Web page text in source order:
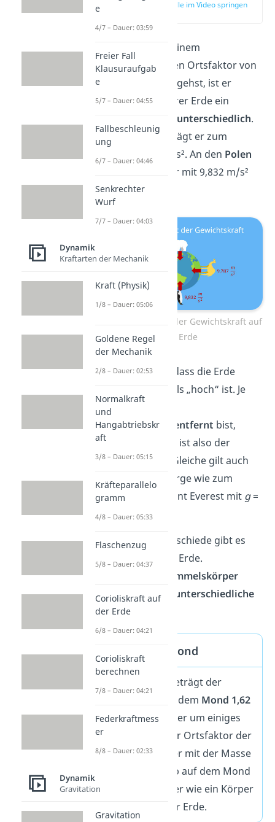
zur Stelle im Video springen
Obwohl du von einem
durchschnittlichen Ortsfaktor von
g = 9,81 m/s² ausgehst, ist er
überallauf unserer Erde ein
bisschen unterschiedlich.
AmÄquatorbeträgt er zum
Beispiel 9,787 m/s². An den Polen
ist der Ortsfaktor mit 9,832 m/s²
etwas stärker.
Ortsabhängigkeit der Gewichtskraft auf
der Erde
Das liegt daran, dass die Erde
etwas „breiter“ als „hoch“ ist. Je
weiter
Erdmittelpunkt
entfernt bist,
desto
ist also der
Ortsfaktor.Das Gleiche gilt auch
für sehr hohe Berge wie zum
Beispiel den Mount Everest mit g=
9,78 m/s².
Aber diese Unterschiede gibt es
nicht nur auf der Erde.
Himmelskörper
haben ebenfalls
unterschiedliche
Ortsfaktoren
Ortsfaktor Mond
Zum Beispiel beträgt der
auf dem Mond 1,62
m/s². Damit ist er um einiges
geringer als der Ortsfaktor der
Erde. Ein Körper mit der Masse
6 kg ist deshalb auf dem Mond
genauso schwer wie ein Körper
mit 1 kg auf der Erde.
e
4/7 – Dauer: 03:59
Freier Fall
Klausuraufgab
e
5/7 – Dauer: 04:55
Fallbeschleunig
ung
6/7 – Dauer: 04:46
Senkrechter
Wurf
7/7 – Dauer: 04:03
Dynamik
Kraftarten der Mechanik
Kraft (Physik)
1/8 – Dauer: 05:06
Goldene Regel
der Mechanik
2/8 – Dauer: 02:53
Normalkraft
und
Hangabtriebskr
aft
3/8 – Dauer: 05:15
Kräfteparallelo
gramm
4/8 – Dauer: 05:33
Flaschenzug
5/8 – Dauer: 04:37
Corioliskraft auf
der Erde
6/8 – Dauer: 04:21
Corioliskraft
berechnen
7/8 – Dauer: 04:21
Federkraftmess
er
8/8 – Dauer: 02:33
Dynamik
Gravitation
Gravitation